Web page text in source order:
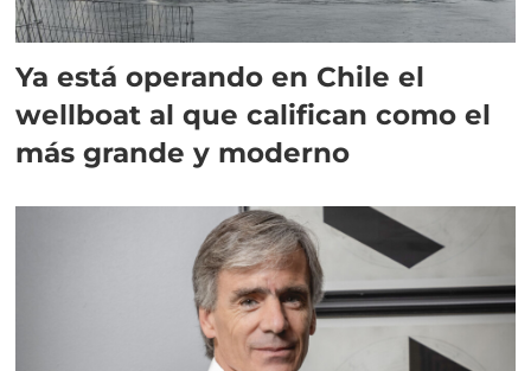
Ya está operando en Chile el
wellboat al que califican como el
más grande y moderno